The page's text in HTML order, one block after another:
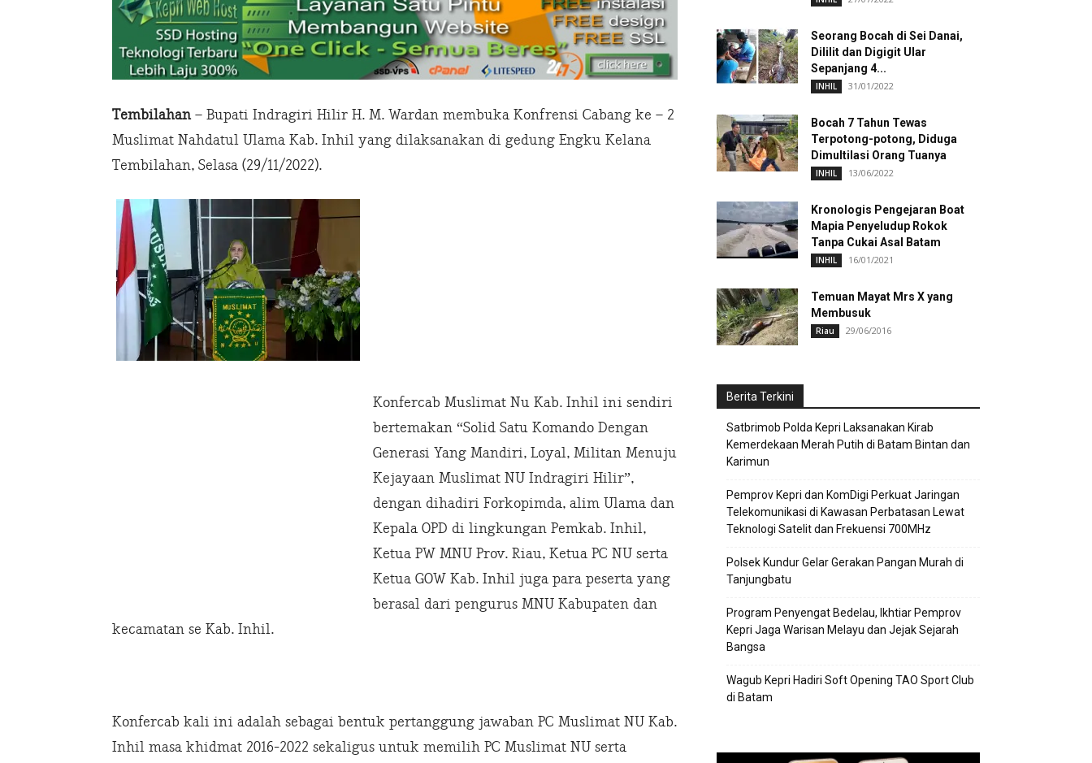
Tembilahan– Bupati Indragiri Hilir H. M. Wardan membuka Konfrensi Cabang ke – 2
Muslimat Nahdatul Ulama Kab. Inhil yang dilaksanakan di gedung Engku Kelana
Tembilahan, Selasa (29/11/2022).
Konfercab Muslimat Nu Kab. Inhil ini sendiri
bertemakan “Solid Satu Komando Dengan
Generasi Yang Mandiri, Loyal, Militan Menuju
Kejayaan Muslimat NU Indragiri Hilir”,
dengan dihadiri Forkopimda, alim Ulama dan
Kepala OPD di lingkungan Pemkab. Inhil,
Ketua PW MNU Prov. Riau, Ketua PC NU serta
Ketua GOW Kab. Inhil juga para peserta yang
berasal dari pengurus MNU Kabupaten dan
kecamatan se Kab. Inhil.
Konfercab kali ini adalah sebagai bentuk pertanggung jawaban PC Muslimat NU Kab.
Inhil masa khidmat 2016-2022 sekaligus untuk memilih PC Muslimat NU serta
Seorang Bocah di Sei Danai,
Dililit dan Digigit Ular
Sepanjang 4...
INHIL 31/01/2022
Bocah 7 Tahun Tewas
Terpotong-potong, Diduga
Dimultilasi Orang Tuanya
INHIL 13/06/2022
Kronologis Pengejaran Boat
Mapia Penyeludup Rokok
Tanpa Cukai Asal Batam
INHIL 16/01/2021
Temuan Mayat Mrs X yang
Membusuk
Riau 29/06/2016
Berita Terkini
Satbrimob Polda Kepri Laksanakan Kirab
Kemerdekaan Merah Putih di Batam Bintan dan
Karimun
Pemprov Kepri dan KomDigi Perkuat Jaringan
Telekomunikasi di Kawasan Perbatasan Lewat
Teknologi Satelit dan Frekuensi 700MHz
Polsek Kundur Gelar Gerakan Pangan Murah di
Tanjungbatu
Program Penyengat Bedelau, Ikhtiar Pemprov
Kepri Jaga Warisan Melayu dan Jejak Sejarah
Bangsa
Wagub Kepri Hadiri Soft Opening TAO Sport Club
di Batam